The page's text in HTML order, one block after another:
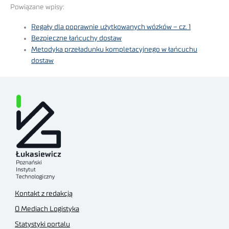
Powiązane wpisy:
Regały dla poprawnie użytkowanych wózków – cz. 1
Bezpieczne łańcuchy dostaw
Metodyka przeładunku kompletacyjnego w łańcuchu
dostaw
Kontakt z redakcją
O Mediach Logistyka
Statystyki portalu